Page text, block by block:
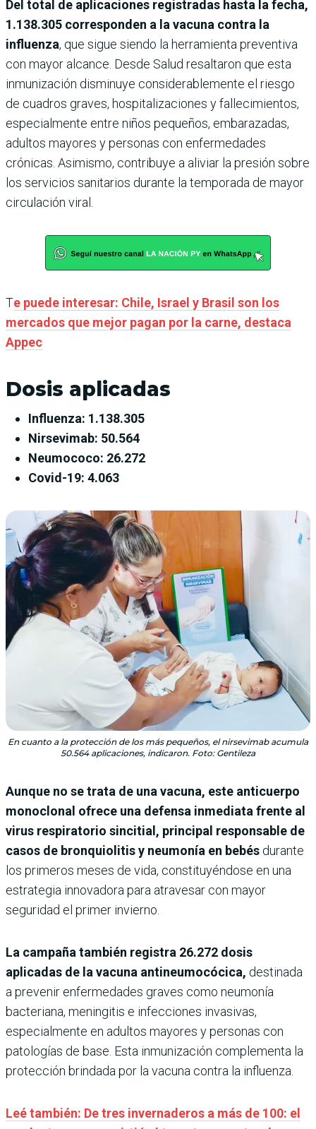
Del total de aplicaciones registradas hasta la fecha,
1.138.305 corresponden a la vacuna contra la
influenza, que sigue siendo la herramienta preventiva
con mayor alcance. Desde Salud resaltaron que esta
inmunización disminuye considerablemente el riesgo
de cuadros graves, hospitalizaciones y fallecimientos,
especialmente entre niños pequeños, embarazadas,
adultos mayores y personas con enfermedades
crónicas. Asimismo, contribuye a aliviar la presión sobre
los servicios sanitarios durante la temporada de mayor
circulación viral.
Te puede interesar: Chile, Israel y Brasil son los
mercados que mejor pagan por la carne, destaca
Appec
Dosis aplicadas
Influenza: 1.138.305
Nirsevimab: 50.564
Neumococo: 26.272
Covid-19: 4.063
En cuanto a la protección de los más pequeños, el nirsevimab acumula
50.564 aplicaciones, indicaron. Foto: Gentileza
Aunque no se trata de una vacuna, este anticuerpo
monoclonal ofrece una defensa inmediata frente al
virus respiratorio sincitial, principal responsable de
casos de bronquiolitis y neumonía en bebés durante
los primeros meses de vida, constituyéndose en una
estrategia innovadora para atravesar con mayor
seguridad el primer invierno.
La campaña también registra 26.272 dosis
aplicadas de la vacuna antineumocócica, destinada
a prevenir enfermedades graves como neumonía
bacteriana, meningitis e infecciones invasivas,
especialmente en adultos mayores y personas con
patologías de base. Esta inmunización complementa la
protección brindada por la vacuna contra la influenza.
Leé también: De tres invernaderos a más de 100: el